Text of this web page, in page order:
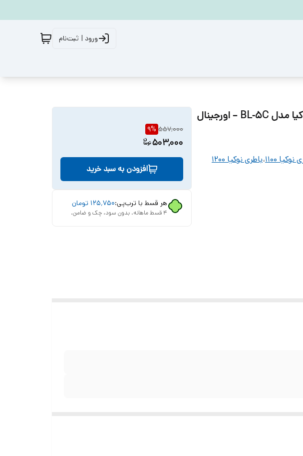
ورود | ثبت‌نام
نوکیا ۱۱۰۰ ،باطری نوکیا ۱۲۰۰
557,000
9%
503,000
افزودن به سبد خرید
هر قسط با ترب‌پی:۱۲۵٬۷۵۰ تومان
۴ قسط ماهانه. بدون سود، چک و ضامن.